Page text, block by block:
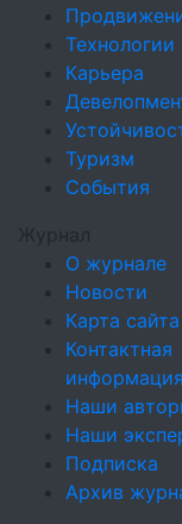
Технологии
Карьера
Туризм
События
Журнал
О журнале
Новости
Карта сайта
Контактная
информация
Наши
Наши
Подписка
Архив